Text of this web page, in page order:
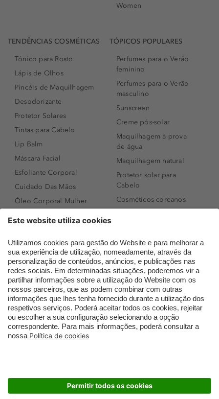
Women
TENDÊNCIAS COSMÉTICAS
Tónico para Rosto
Lápis de Olhos
Pincéis de Maquilhagem
Desodorizante
Protetor Solares
Tintas para Cabelo
Lip Balm
Máscara Facial
Esfoliante Corporal
Cuidado Das Mãos
Óleo Corporal Mulher
Sérum de Rosto
Body mist & Spray
corporal
Produtos para Cabelo
Homem
Espuma de Limpeza
Facial
Dermocosmética
TÓPICOS POPULARES
Perfumes para o Verão
feminino
Perfumes para o Verão
masculino
Sunscreen
Creme pós-solar
Maquilhagem à prova
de água
Maquilhagem natural
Protetor solar para
Cabelo
Cosméticos coreanos
Perfumes árabes
Novidades
Melhores Perfumes
Femininos
TOP 10: Perfumes
Masculinos
Pestanas Postiças
Creme Rosto Homem
Embalagens Sustentáveis